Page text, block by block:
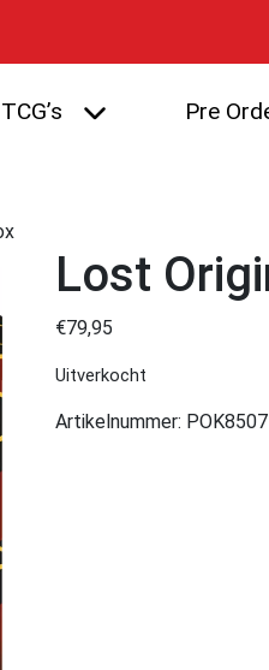
Pre
Lost
€79,95
Uitverkocht
Artikelnummer: